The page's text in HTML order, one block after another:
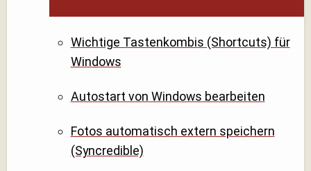
Wichtige Tastenkombis (Shortcuts) für
Windows
Autostart von Windows bearbeiten
Fotos automatisch extern speichern
(Syncredible)